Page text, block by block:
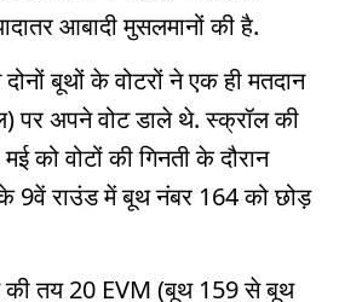
आबादी मुसलमानों की है.
बूथों के वोटरों ने एक ही मतदान
पर अपने वोट डाले थे. स्क्रॉल की
को वोटों की गिनती के दौरान
9वें राउंड में बूथ नंबर 164 को छोड़
की तय 20 EVM (बूथ 159 से बूथ